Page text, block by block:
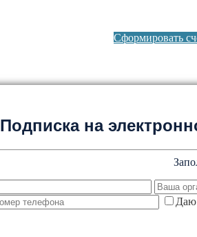
Сформировать
Подписка на
Даю